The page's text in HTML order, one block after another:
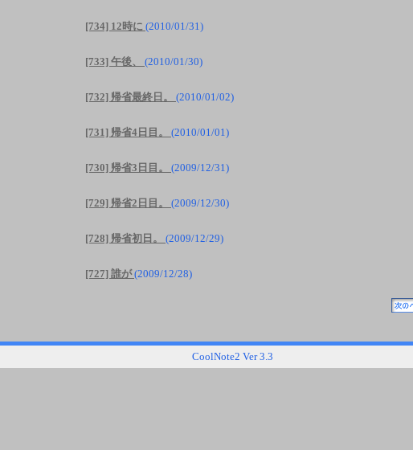
[734] 12時に (2010/01/31)
[733] 午後、 (2010/01/30)
[732] 帰省最終日。 (2010/01/02)
[731] 帰省4日目。 (2010/01/01)
[730] 帰省3日目。 (2009/12/31)
[729] 帰省2日目。 (2009/12/30)
[728] 帰省初日。 (2009/12/29)
[727] 誰が(2009/12/28)
CoolNote2 Ver 3.3